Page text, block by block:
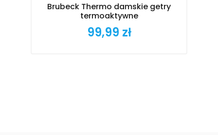
Brubeck Thermo damskie getry
termoaktywne
Cena
99,99 zł